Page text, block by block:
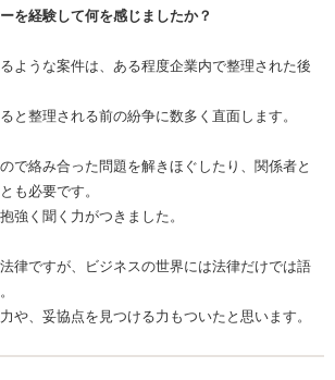
経験して何を感じましたか？
ような案件は、ある程度企業内で整理された後
と整理される前の紛争に数多く直面します。
で絡み合った問題を解きほぐしたり、関係者と
も必要です。
強く聞く力がつきました。
律ですが、ビジネスの世界には法律だけでは語
や、妥協点を見つける力もついたと思います。